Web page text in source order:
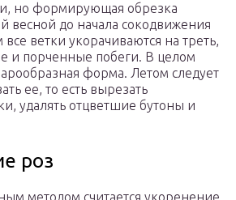
но формирующая обрезка
весной до начала сокодвижения
все ветки укорачиваются на треть,
и порченные побеги. В целом
форма. Летом следует
ее, то есть вырезать
удалять отцветшие бутоны и
роз
методом считается укоренение